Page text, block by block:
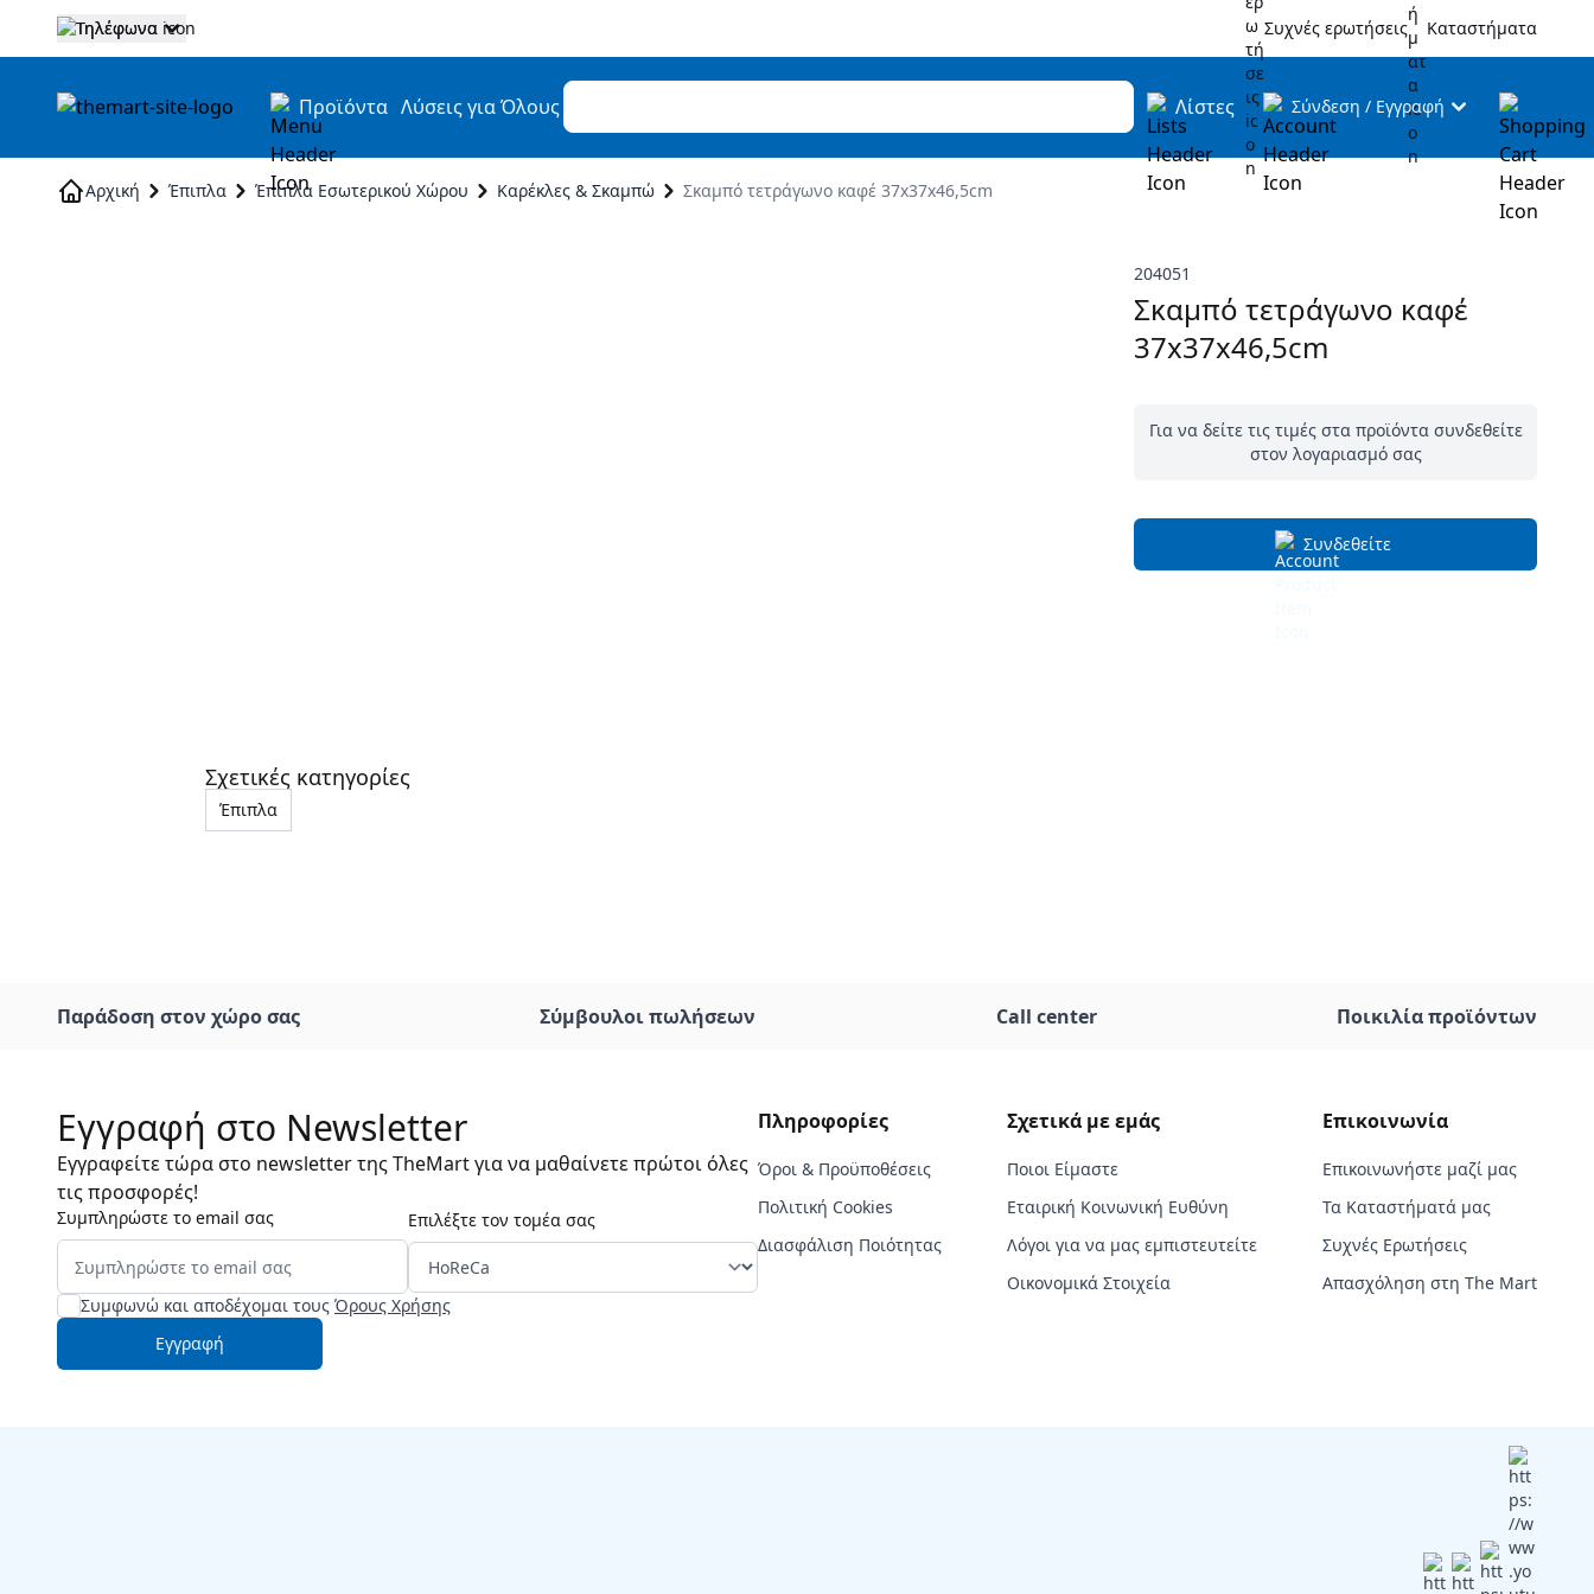
Τηλέφωνα Συχνές ερωτήσεις Καταστήματα
Προϊόντα Λύσεις για Όλους Λίστες Σύνδεση / Εγγραφή
Αρχική Έπιπλα Έπιπλα Εσωτερικού Χώρου Καρέκλες & Σκαμπώ Σκαμπό τετράγωνο καφέ 37x37x46,5cm
204051
Σκαμπό τετράγωνο καφέ
37x37x46,5cm
Για να δείτε τις τιμές στα προϊόντα συνδεθείτε
στον λογαριασμό σας
Συνδεθείτε
Σχετικές κατηγορίες
Έπιπλα
Παράδοση στον χώρο σας Σύμβουλοι πωλήσεων Call center Ποικιλία προϊόντων
Εγγραφή στο Newsletter
Εγγραφείτε τώρα στο newsletter της TheMart για να μαθαίνετε πρώτοι όλες
τις προσφορές!
Συμπληρώστε το email σας Επιλέξτε τον τομέα σας
Συμφωνώ και αποδέχομαι τους Όρους Χρήσης
Εγγραφή
Πληροφορίες
Όροι & Προϋποθέσεις
Πολιτική Cookies
Διασφάλιση Ποιότητας
Σχετικά με εμάς
Ποιοι Είμαστε
Εταιρική Κοινωνική Ευθύνη
Λόγοι για να μας εμπιστευτείτε
Οικονομικά Στοιχεία
Επικοινωνία
Επικοινωνήστε μαζί μας
Τα Καταστήματά μας
Συχνές Ερωτήσεις
Απασχόληση στη The Mart